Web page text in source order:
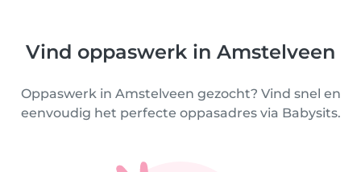
Vind oppaswerk in Amstelveen
Oppaswerk in Amstelveen gezocht? Vind snel en
eenvoudig het perfecte oppasadres via Babysits.